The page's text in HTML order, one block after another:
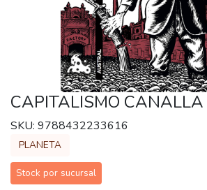
CAPITALISMO CANALLA
SKU: 9788432233616
PLANETA
Stock por sucursal